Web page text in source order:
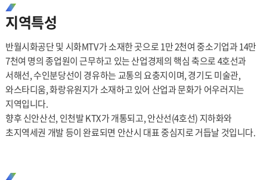
지역특성
반월시화공단 및 시화MTV가 소재한 곳으로 1만 2천여 중소기업과 14만
7천여 명의 종업원이 근무하고 있는 산업경제의 핵심 축으로 4호선과
서해선, 수인분당선이 경유하는 교통의 요충지이며, 경기도 미술관,
와스타디움, 화랑유원지가 소재하고 있어 산업과 문화가 어우러지는
지역입니다.
향후 신안산선, 인천발 KTX가 개통되고, 안산선(4호선) 지하화와
초지역세권 개발 등이 완료되면 안산시 대표 중심지로 거듭날 것입니다.